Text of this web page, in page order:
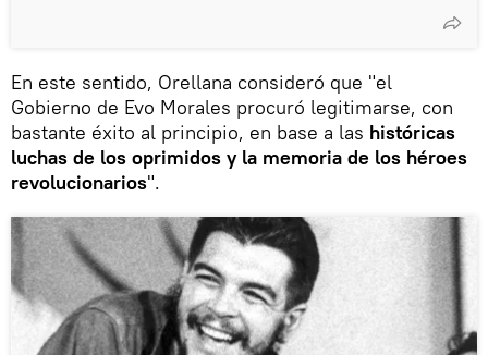
En este sentido, Orellana consideró que "el
Gobierno de Evo Morales procuró legitimarse, con
bastante éxito al principio, en base a las históricas
luchas de los oprimidos y la memoria de los héroes
revolucionarios".